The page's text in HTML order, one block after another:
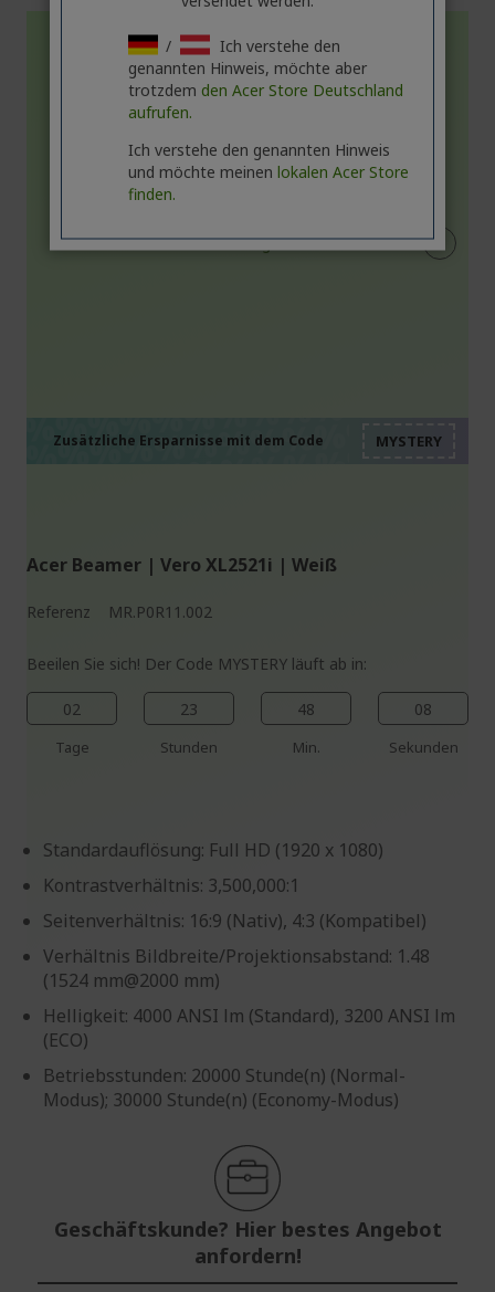
Zusätzliche Ersparnisse mit dem Code
Acer Beamer | Vero XL2521i | Weiß
Referenz MR.P0R11.002
Beeilen Sie sich! Der Code MYSTERY läuft ab in:
02
Tage
23
Stunden
48
Min.
07
Sekunden
Standardauflösung: Full HD (1920 x 1080)
Kontrastverhältnis: 3,500,000:1
Seitenverhältnis: 16:9 (Nativ), 4:3 (Kompatibel)
Verhältnis Bildbreite/Projektionsabstand: 1.48
(1524 mm@2000 mm)
Helligkeit: 4000 ANSI lm (Standard), 3200 ANSI lm
(ECO)
Betriebsstunden: 20000 Stunde(n) (Normal-
Modus); 30000 Stunde(n) (Economy-Modus)
Geschäftskunde? Hier bestes Angebot
anfordern!
/
Ich verstehe den
genannten Hinweis, möchte aber
trotzdem den Acer Store Deutschland
aufrufen.
Ich verstehe den genannten Hinweis
und möchte meinen lokalen Acer Store
finden.